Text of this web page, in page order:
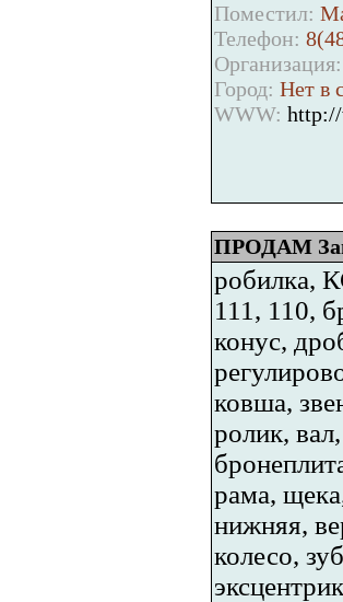
Поместил:
Телефон:
Организация:
Город: Нет в
WWW:
ПРОДАМ
робилка,
111, 110,
конус,
ковша,
ролик,
рама,
нижняя,
колесо,